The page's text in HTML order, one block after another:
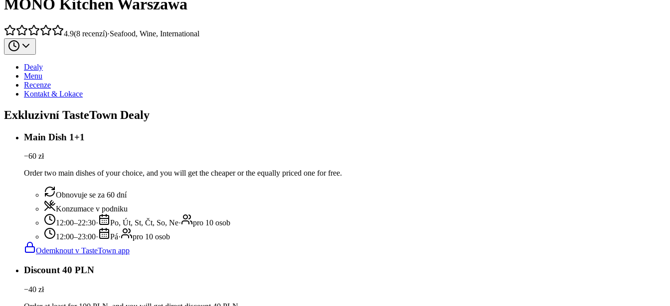
MONO Kitchen Warszawa
4.9(8 recenzí)·Seafood, Wine, International
Dealy
Menu
Recenze
Kontakt & Lokace
Exkluzivní TasteTown Dealy
Main Dish 1+1
−60 zł
Order two main dishes of your choice, and you will get the cheaper or the equally priced one for free.
Obnovuje se za 60 dní
Konzumace v podniku
12:00–22:30· Po, Út, St, Čt, So, Ne·
pro 10 osob
12:00–23:00· Pá·
pro 10 osob
Odemknout v TasteTown app
Discount 40 PLN
−40 zł